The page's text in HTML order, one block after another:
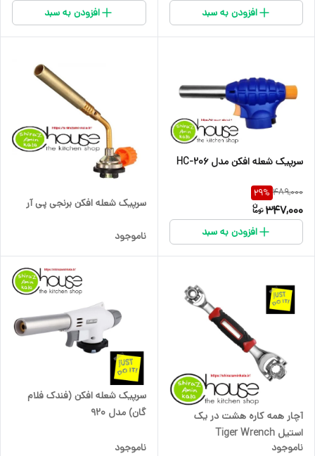
افزودن به سبد افزودن به سبد
سرپیک شعله افکن مدل HC-206
489,000
29%
347,000
افزودن به سبد
سرپیک شعله افکن برنجی پی آر
ناموجود
آچار همه کاره هشت در یک
استیل Tiger Wrench
ناموجود
سرپیک شعله افکن (فندک فلام
گان) مدل 920
ناموجود